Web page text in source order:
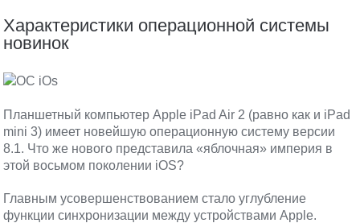
Характеристики операционной системы
новинок
Планшетный компьютер Apple iPad Air 2 (равно как и iPad
mini 3) имеет новейшую операционную систему версии
8.1. Что же нового представила «яблочная» империя в
этой восьмом поколении iOS?
Главным усовершенствованием стало углубление
функции синхронизации между устройствами Apple.